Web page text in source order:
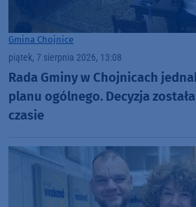
Gmina Chojnice
piątek, 7 sierpnia 2026, 13:08
Rada Gminy w Chojnicach
planu ogólnego. Decyzja
czasie